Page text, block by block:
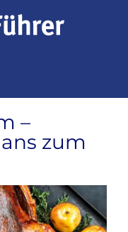
–
zum